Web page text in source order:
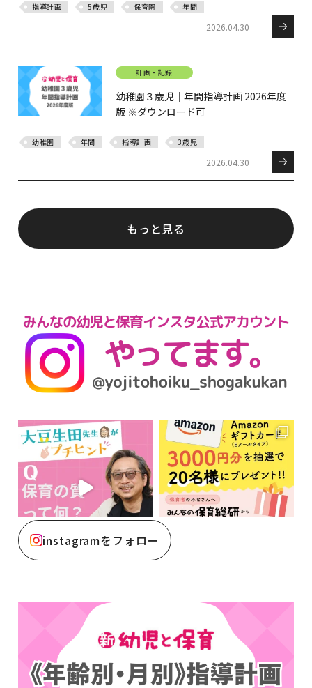
指導計画 5歳児 保育園 年間
2026.04.30
計画・記録
幼稚園３歳児｜年間指導計画 2026年度
版 ※ダウンロード可
幼稚園 年間 指導計画 3歳児
2026.04.30
もっと見る
instagramをフォロー